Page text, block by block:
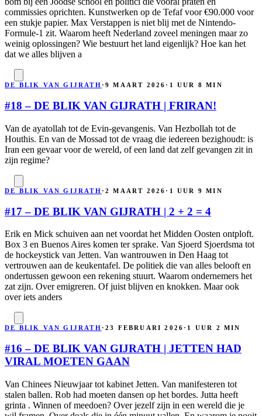
commissies oprichten. Kunstwerken op de Tefaf voor €90.000 voor
een stukje papier. Max Verstappen is niet blij met de Nintendo-
Formule-1 zit. Waarom heeft Nederland zoveel meningen maar zo
weinig oplossingen? Wie bestuurt het land eigenlijk? Hoe kan het
dat we alles blijven a
DE BLIK VAN GIJRATH ·9 MAART 2026 · 1 UUR 8 MIN
#18 – DE BLIK VAN GIJRATH | FRIRAN!
Van de ayatollah tot de Evin-gevangenis. Van Hezbollah tot de
Houthis. En van de Mossad tot de vraag die iedereen bezighoudt: is
Iran een gevaar voor de wereld, of een land dat zelf gevangen zit in
zijn regime?
DE BLIK VAN GIJRATH ·2 MAART 2026 · 1 UUR 9 MIN
#17 – DE BLIK VAN GIJRATH | 2 + 2 = 4
Erik en Mick schuiven aan net voordat het Midden Oosten ontploft.
Box 3 en Buenos Aires komen ter sprake. Van Sjoerd Sjoerdsma tot
de hockeystick van Jetten. Van wantrouwen in Den Haag tot
vertrouwen aan de keukentafel. De politiek die van alles belooft en
ondertussen gewoon een rekening stuurt. Waarom ondernemers het
zat zijn. Over emigreren. Of juist blijven en knokken. Maar ook
over iets anders
DE BLIK VAN GIJRATH ·23 FEBRUARI 2026 · 1 UUR 2 MIN
#16 – DE BLIK VAN GIJRATH | JETTEN HAD
VIRAL MOETEN GAAN
Van Chinees Nieuwjaar tot kabinet Jetten. Van manifesteren tot
stalen ballen. Rob had moeten dansen op het bordes. Jutta heeft
grinta . Winnen of meedoen? Over jezelf zijn in een wereld die je